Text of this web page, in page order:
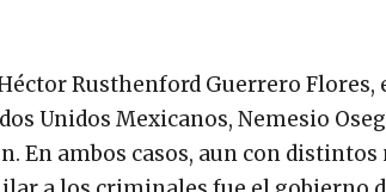
Rusthenford Guerrero Flores,
Unidos Mexicanos, Nemesio
En ambos casos, aun con